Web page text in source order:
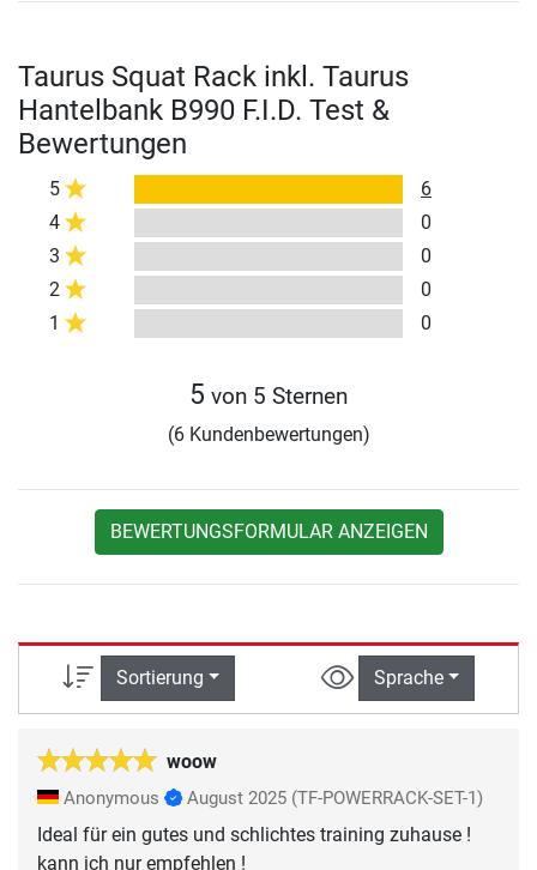
Taurus Squat Rack inkl. Taurus
Hantelbank B990 F.I.D. Test &
Bewertungen
5
6
4
0
3
0
2
0
1
0
5 von 5 Sternen
(6 Kundenbewertungen)
BEWERTUNGSFORMULAR ANZEIGEN
Sortierung Sprache
woow
Anonymous August 2025 (TF-POWERRACK-SET-1)
Ideal für ein gutes und schlichtes training zuhause !
kann ich nur empfehlen !